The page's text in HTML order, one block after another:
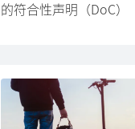
的符合性声明（DoC）